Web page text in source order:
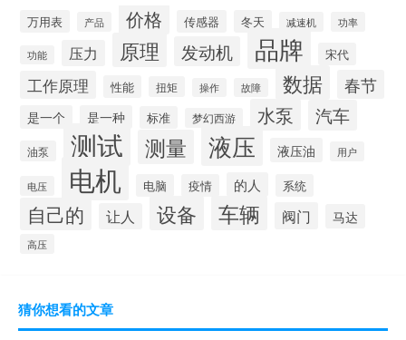
万用表 产品 价格 传感器 冬天 减速机 功率
功能 压力 原理 发动机 品牌 宋代
工作原理 性能 扭矩 操作 故障 数据 春节
是一个 是一种 标准 梦幻西游 水泵 汽车
油泵 测试 测量 液压 液压油 用户
电压 电机 电脑 疫情 的人 系统
自己的 让人 设备 车辆 阀门 马达
高压
猜你想看的文章